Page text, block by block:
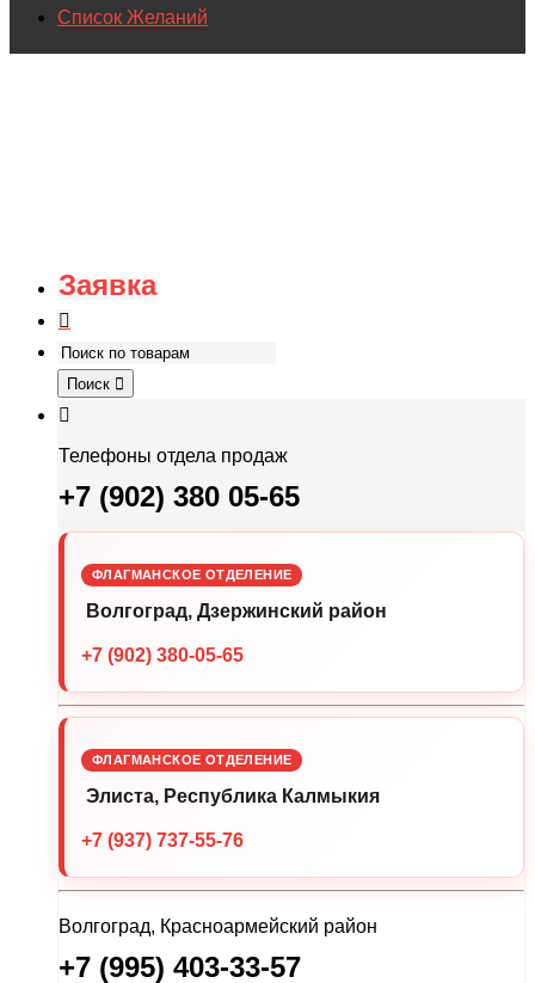
Список Желаний
Заявка
Поиск
Телефоны отдела продаж
+7 (902) 380 05-65
ФЛАГМАНСКОЕ ОТДЕЛЕНИЕ
Волгоград, Дзержинский район
+7 (902) 380-05-65
ФЛАГМАНСКОЕ ОТДЕЛЕНИЕ
Элиста, Республика Калмыкия
+7 (937) 737-55-76
Волгоград, Красноармейский район
+7 (995) 403-33-57